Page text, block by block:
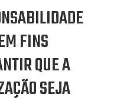
FINS
QUE A
SEJA